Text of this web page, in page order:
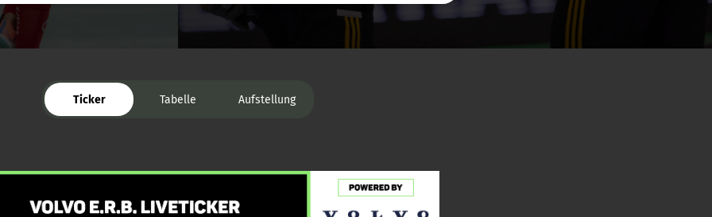
Ticker Tabelle Aufstellung